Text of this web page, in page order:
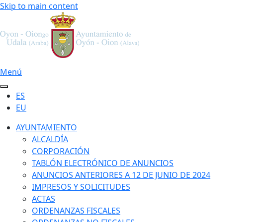
Skip to main content
Menú
ES
EU
AYUNTAMIENTO
ALCALDÍA
CORPORACIÓN
TABLÓN ELECTRÓNICO DE ANUNCIOS
ANUNCIOS ANTERIORES A 12 DE JUNIO DE 2024
IMPRESOS Y SOLICITUDES
ACTAS
ORDENANZAS FISCALES